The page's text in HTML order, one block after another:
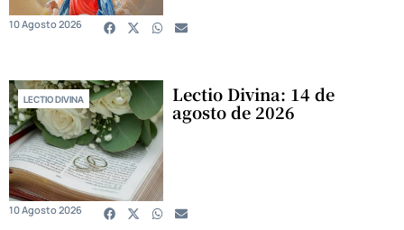
10 Agosto 2026
LECTIO DIVINA Lectio Divina: 14 de
agosto de 2026
10 Agosto 2026